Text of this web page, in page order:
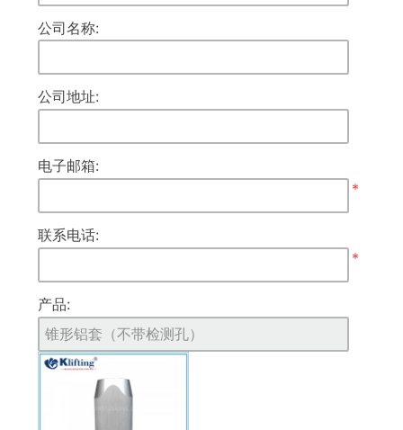
公司名称:
公司地址:
电子邮箱:
*
联系电话:
*
产品: